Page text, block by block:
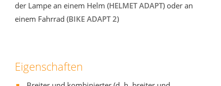
der Lampe an einem Helm (HELMET ADAPT) oder an
einem Fahrrad (BIKE ADAPT 2)
Eigenschaften